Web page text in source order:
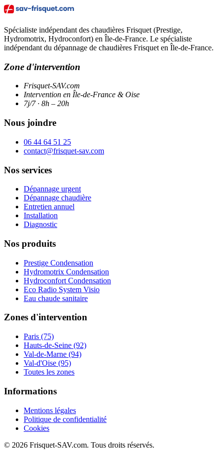
Spécialiste indépendant des chaudières Frisquet (Prestige,
Hydromotrix, Hydroconfort) en Île-de-France. Le spécialiste
indépendant du dépannage de chaudières Frisquet en Île-de-France.
Zone d'intervention
Frisquet-SAV.com
Intervention en Île-de-France & Oise
7j/7 · 8h – 20h
Nous joindre
06 44 64 51 25
contact@frisquet-sav.com
Nos services
Dépannage urgent
Dépannage chaudière
Entretien annuel
Installation
Diagnostic
Nos produits
Prestige Condensation
Hydromotrix Condensation
Hydroconfort Condensation
Eco Radio System Visio
Eau chaude sanitaire
Zones d'intervention
Paris (75)
Hauts-de-Seine (92)
Val-de-Marne (94)
Val-d'Oise (95)
Toutes les zones
Informations
Mentions légales
Politique de confidentialité
Cookies
© 2026 Frisquet-SAV.com. Tous droits réservés.